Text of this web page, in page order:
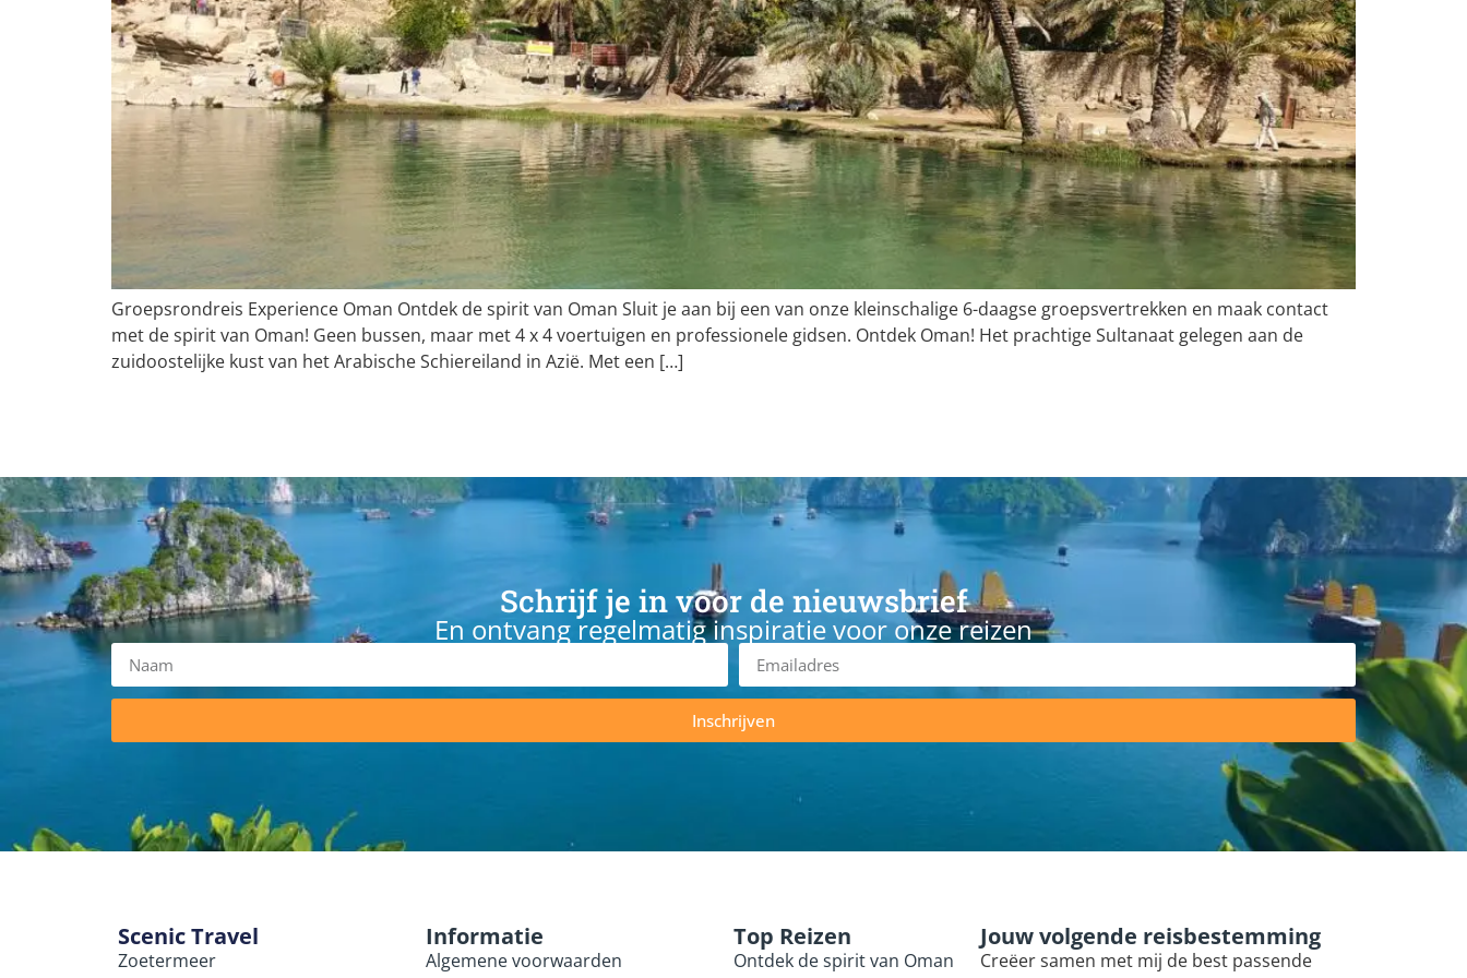
Groepsrondreis Experience Oman Ontdek de spirit van Oman Sluit je aan bij een van onze kleinschalige 6-daagse groepsvertrekken en maak contact
met de spirit van Oman! Geen bussen, maar met 4 x 4 voertuigen en professionele gidsen. Ontdek Oman! Het prachtige Sultanaat gelegen aan de
zuidoostelijke kust van het Arabische Schiereiland in Azië. Met een […]
Schrijf je in voor de nieuwsbrief
En ontvang regelmatig inspiratie voor onze reizen
Inschrijven
Scenic Travel
Zoetermeer
Informatie
Algemene voorwaarden
Top Reizen
Ontdek de spirit van Oman
Jouw volgende reisbestemming
Creëer samen met mij de best passende